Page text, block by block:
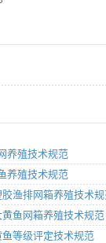
养殖技术规范
养殖技术规范
渔排网箱养殖技术
鱼网箱养殖技术规范
等级评定技术规范